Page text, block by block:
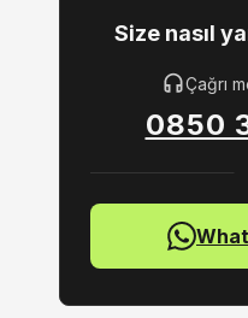
Size nasıl
Çağrı
0850